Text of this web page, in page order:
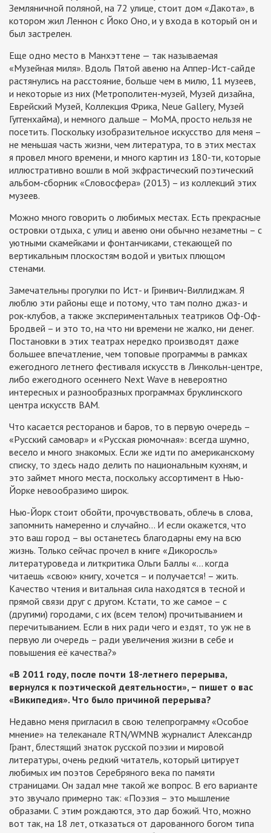
Земляничной поляной, на 72 улице, стоит дом «Дакота», в
котором жил Леннон с Йоко Оно, и у входа в который он и
был застрелен.
Еще одно место в Манхэттене — так называемая
«Музейная миля». Вдоль Пятой авеню на Аппер-Ист-сайде
растянулись на расстояние, больше чем в милю, 11 музеев,
и некоторые из них (Метрополитен-музей, Музей дизайна,
Еврейский Музей, Коллекция Фрика, Neue Gallery, Музей
Гуггенхайма), и немного дальше – МоМА, просто нельзя не
посетить. Поскольку изобразительное искусство для меня –
не меньшая часть жизни, чем литература, то в этих местах
я провел много времени, и много картин из 180-ти, которые
иллюстративно вошли в мой экфрастический поэтический
альбом-сборник «Словосфера» (2013) – из коллекций этих
музеев.
Можно много говорить о любимых местах. Есть прекрасные
островки отдыха, с улиц и авеню они обычно незаметны – с
уютными скамейками и фонтанчиками, стекающей по
вертикальным плоскостям водой и увитых плющом
стенами.
Замечательны прогулки по Ист- и Гринвич-Виллиджам. Я
люблю эти районы еще и потому, что там полно джаз- и
рок-клубов, а также экспериментальных театриков Оф-Оф-
Бродвей – и это то, на что ни времени не жалко, ни денег.
Постановки в этих театрах нередко производят даже
большее впечатление, чем топовые программы в рамках
ежегодного летнего фестиваля искусств в Линкольн-центре,
либо ежегодного осеннего Next Wave в невероятно
интересных и разнообразных программах бруклинского
центра искусств ВАМ.
Что касается ресторанов и баров, то в первую очередь –
«Русский самовар» и «Русская рюмочная»: всегда шумно,
весело и много знакомых. Если же идти по американскому
списку, то здесь надо делить по национальным кухням, и
это займет много места, поскольку ассортимент в Нью-
Йорке невообразимо широк.
Нью-Йорк стоит обойти, прочувствовать, облечь в слова,
запомнить намеренно и случайно… И если окажется, что
это ваш город – вы останетесь благодарны ему на всю
жизнь. Только сейчас прочел в книге «Дикоросль»
литературоведа и литкритика Ольги Баллы «… когда
читаешь «свою» книгу, хочется – и получается! – жить.
Качество чтения и витальная сила находятся в тесной и
прямой связи друг с другом. Кстати, то же самое – с
(другими) городами, с их (всем телом) прочитыванием и
перечитыванием. Если в них ради чего и ездят, то уж не в
первую ли очередь – ради увеличения жизни в себе и
повышения её качества?»
«В 2011 году, после почти 18-летнего перерыва,
вернулся к поэтической деятельности», – пишет о вас
«Википедия». Что было причиной перерыва?
Недавно меня пригласил в свою телепрограмму «Особое
мнение» на телеканале RTN/WMNB журналист Александр
Грант, блестящий знаток русской поэзии и мировой
литературы, очень редкий читатель, который цитирует
любимых им поэтов Серебряного века по памяти
страницами. Он задал мне такой же вопрос. В его варианте
это звучало примерно так: «Поэзия – это мышление
образами. С этим рождаются, это дар божий. Что, можно
вот так, на 18 лет, отказаться от дарованного богом типа